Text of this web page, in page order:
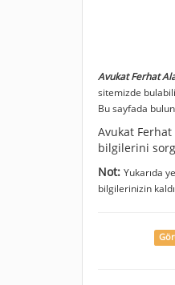
Avukat Ferhat
sitemizde
Bu sayfada
Avukat
bilgilerini
Not: Yukarıda
bilgilerinizin